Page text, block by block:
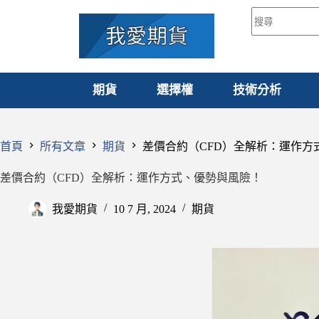
期貨 選擇權 技術分析
首頁 所有文章 期貨 差價合約（CFD）全解析：運作方
差價合約（CFD）全解析：運作方式、優勢與風險！
我愛期貨 10 7 月, 2024 期貨